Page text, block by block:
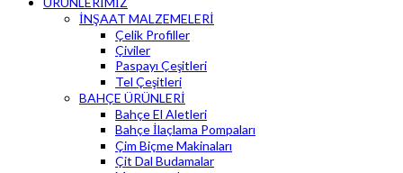
İNŞAAT MALZEMELERİ
Çelik Profiller
Çiviler
Paspayı Çeşitleri
Tel Çeşitleri
BAHÇE ÜRÜNLERİ
Bahçe El Aletleri
Bahçe İlaçlama Pompaları
Çim Biçme Makinaları
Çit Dal Budamalar